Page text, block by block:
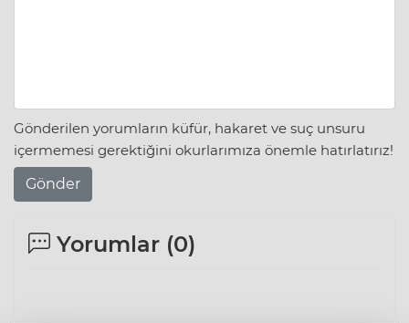
Gönderilen yorumların küfür, hakaret ve suç unsuru
içermemesi gerektiğini okurlarımıza önemle hatırlatırız!
Gönder
Yorumlar (0)